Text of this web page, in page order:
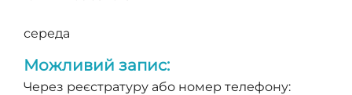
середа
Можливий запис:
Через реєстратуру або номер телефону: